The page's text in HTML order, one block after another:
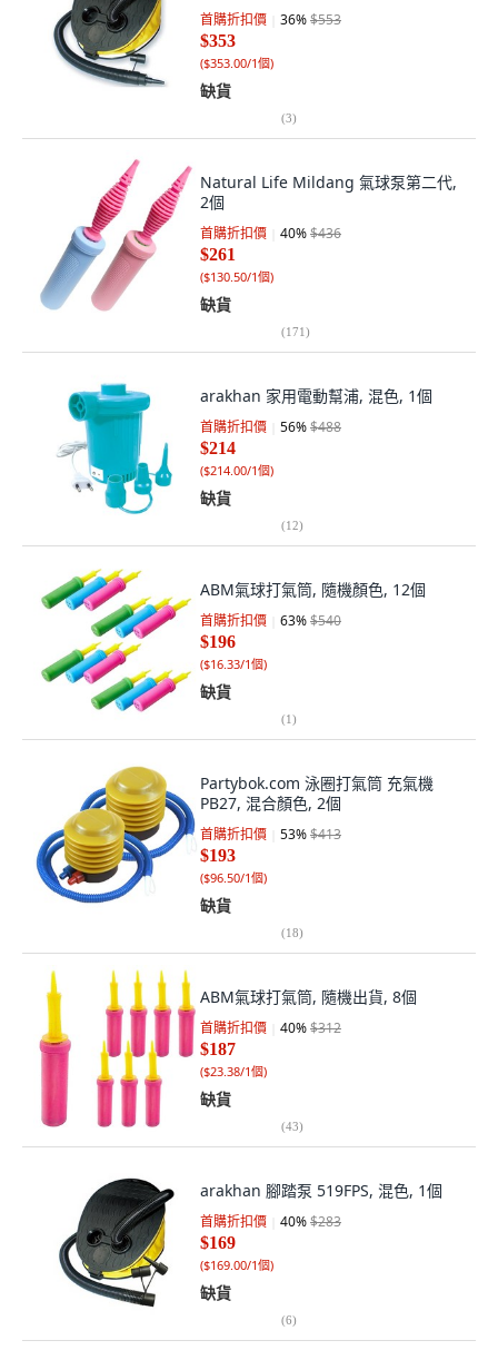
首購折扣價 36%$553
$353
($353.00/1個)
缺貨
(3)
Natural Life Mildang 氣球泵第二代,
2個
首購折扣價 40%$436
$261
($130.50/1個)
缺貨
(171)
arakhan 家用電動幫浦, 混色, 1個
首購折扣價 56%$488
$214
($214.00/1個)
缺貨
(12)
ABM氣球打氣筒, 隨機顏色, 12個
首購折扣價 63%$540
$196
($16.33/1個)
缺貨
(1)
Partybok.com 泳圈打氣筒 充氣機
PB27, 混合顏色, 2個
首購折扣價 53%$413
$193
($96.50/1個)
缺貨
(18)
ABM氣球打氣筒, 隨機出貨, 8個
首購折扣價 40%$312
$187
($23.38/1個)
缺貨
(43)
arakhan 腳踏泵 519FPS, 混色, 1個
首購折扣價 40%$283
$169
($169.00/1個)
缺貨
(6)